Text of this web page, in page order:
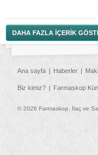
DAHA FAZLA İÇERİK
Ana sayfa Haberler
Biz kimiz? Farmaskop
© 2026 Farmaskop, İlaç ve